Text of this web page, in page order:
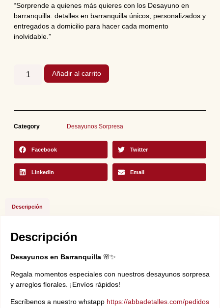
“Sorprende a quienes más quieres con los Desayuno en
barranquilla. detalles en barranquilla únicos, personalizados y
entregados a domicilio para hacer cada momento
inolvidable.”
Añadir al carrito
Category Desayunos Sorpresa
Facebook Twitter
LinkedIn Email
Descripción
Descripción
Desayunos en Barranquilla 🌸✨
Regala momentos especiales con nuestros desayunos sorpresa
y arreglos florales. ¡Envíos rápidos!
Escríbenos a nuestro whstapp https://abbadetalles.com/pedidos